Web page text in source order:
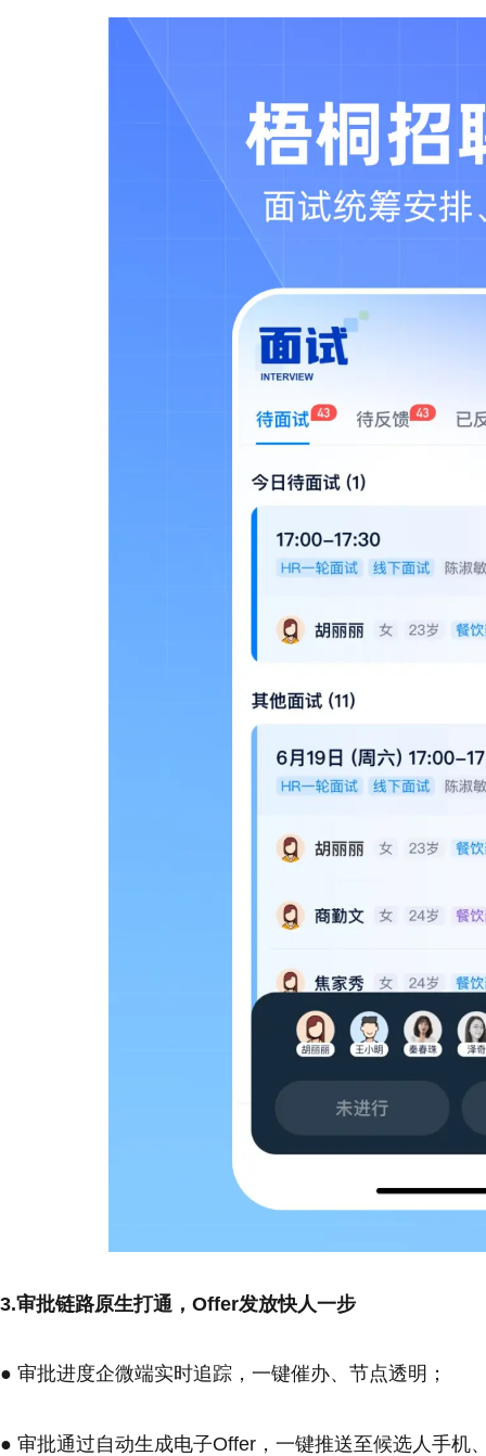
3.审批链路原生打通，Offer发放快人一步
● 审批进度企微端实时追踪，一键催办、节点透明；
● 审批通过自动生成电子Offer，一键推送至候选人手机